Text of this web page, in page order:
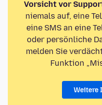
Vorsicht vor
niemals auf, eine
eine SMS an eine
oder persönliche
melden Sie
Funktion
Weitere